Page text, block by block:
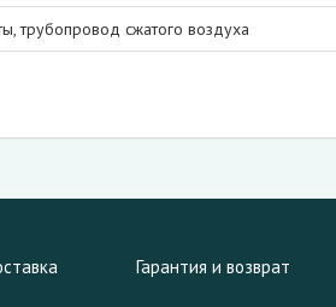
трубопровод сжатого воздуха
Гарантия и возврат